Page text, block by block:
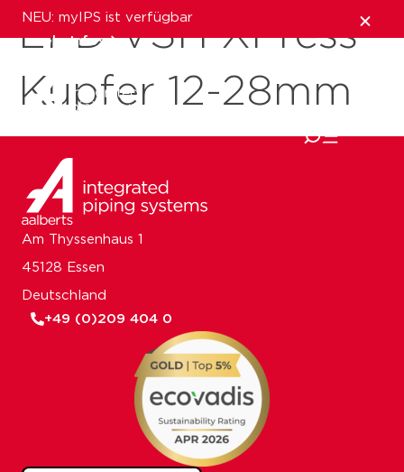
NEU: myIPS ist verfügbar
mehr Infos
schließen
EPD VSH XPress
Kupfer 12-28mm
Am Thyssenhaus 1
45128 Essen
Deutschland
+49 (0)209 404 0